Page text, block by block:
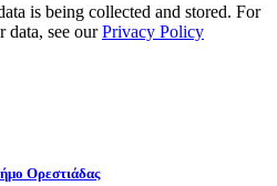
is being collected and stored. For
data, see ourPrivacy Policy
Ορεστιάδας